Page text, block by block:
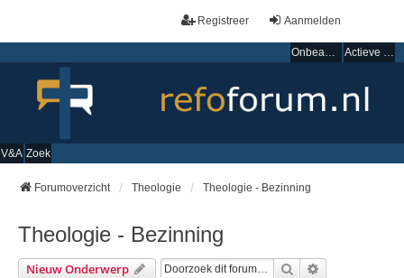
Aanmelden
Registreer
Onbeantwoorde onderwerpen Actieve onderwerpen
V&A Zoek
Forumoverzicht Theologie Theologie - Bezinning
Theologie - Bezinning
Nieuw Onderwerp Zoek